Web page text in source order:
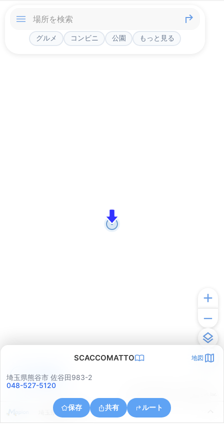
グルメ コンビニ 公園 もっと見る
SCACCOMATTO 地図
埼玉県熊谷市 佐谷田983-2
048-527-5120
保存 共有 ルート
埼玉県熊谷市上之
アプリで見る